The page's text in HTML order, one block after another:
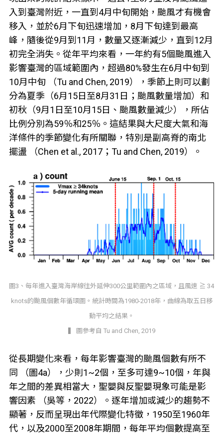
入到臺灣附近，一直到4月中旬開始，颱風才有機會
移入，並於6月下旬迅速增加，8月下旬達到最高
峰，隨後從9月到11月，數量又逐漸減少，直到12月
初完全消失。從年平均來看，一年約有5個颱風進入
影響臺灣的區域範圍內，超過80%發生在6月中旬到
10月中旬 （Tu and Chen, 2019），季節上則可以劃
分為夏季（6月15日至8月31日；颱風數量增加）和
初秋（9月1日至10月15日、颱風數量減少），所佔
比例分別為59％和25％。這結果與大尺度大氣和海
洋條件的季節變化有所關聯，特別是副高脊的南北
擺盪 （Chen et al., 2017；Tu and Chen, 2019）。
圖3、每年進入臺灣海岸線往外延伸300公里範圍內之區域，且風速 ≧ 34
knots的颱風個數年循環圖。統計時間為1980-2018年，曲線為取五日移
動平均之結果。
▍ 圖參考自 Tu and Chen, 2019
從長期變化來看，每年影響臺灣的颱風個數有所不
同 （圖4a），少則1~2個，至多可達9~10個，年與
年之間的差異相當大，聖嬰與反聖嬰現象可能是影
響因素 （吳等，2022）。逐年增加或減少的趨勢不
顯著，反而呈現出年代際變化特徵，1950至1960年
代，以及2000至2008年期間，每年平均個數提高至